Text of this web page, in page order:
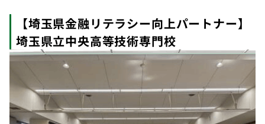
【埼玉県金融リテラシー向上パートナー】
埼玉県立中央高等技術専門校